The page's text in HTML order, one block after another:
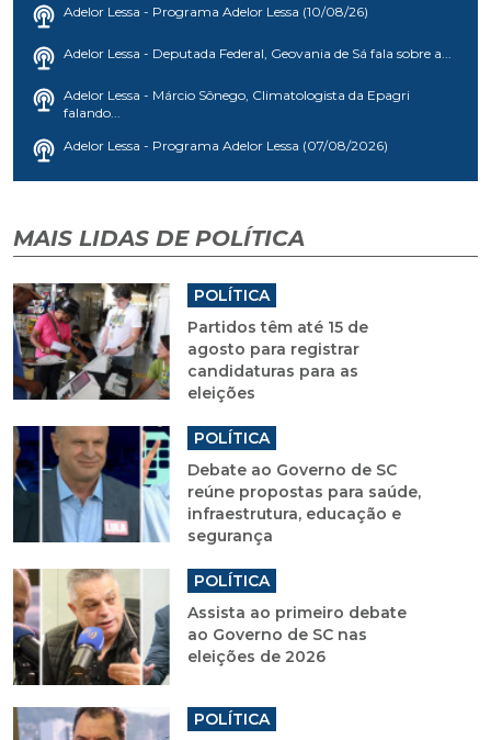
Adelor Lessa - Programa Adelor Lessa (10/08/26)
Adelor Lessa - Deputada Federal, Geovania de Sá fala sobre a...
Adelor Lessa - Márcio Sônego, Climatologista da Epagri
falando...
Adelor Lessa - Programa Adelor Lessa (07/08/2026)
MAIS LIDAS DE POLÍTICA
POLÍTICA
Partidos têm até 15 de
agosto para registrar
candidaturas para as
eleições
POLÍTICA
Debate ao Governo de SC
reúne propostas para saúde,
infraestrutura, educação e
segurança
POLÍTICA
Assista ao primeiro debate
ao Governo de SC nas
eleições de 2026
POLÍTICA